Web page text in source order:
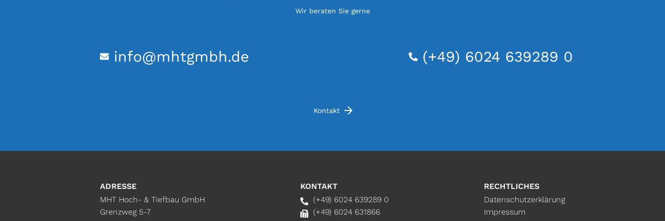
Wir beraten Sie gerne
info@mhtgmbh.de (+49) 6024 639289 0
Kontakt
ADRESSE
MHT Hoch- & Tiefbau GmbH
Grenzweg 5-7
KONTAKT
(+49) 6024 639289 0
(+49) 6024 631866
RECHTLICHES
Datenschutzerklärung
Impressum